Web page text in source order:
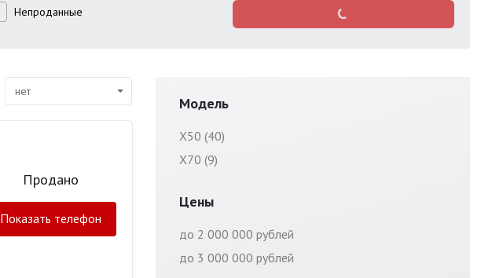
Непроданные
нет
Продано
Показать телефон
Модель
X50 (40)
X70 (9)
Цены
до 2 000 000 рублей
до 3 000 000 рублей